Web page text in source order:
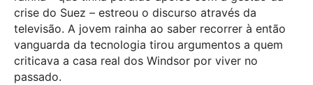
crise do Suez – estreou o discurso através da
televisão. A jovem rainha ao saber recorrer à então
vanguarda da tecnologia tirou argumentos a quem
criticava a casa real dos Windsor por viver no
passado.